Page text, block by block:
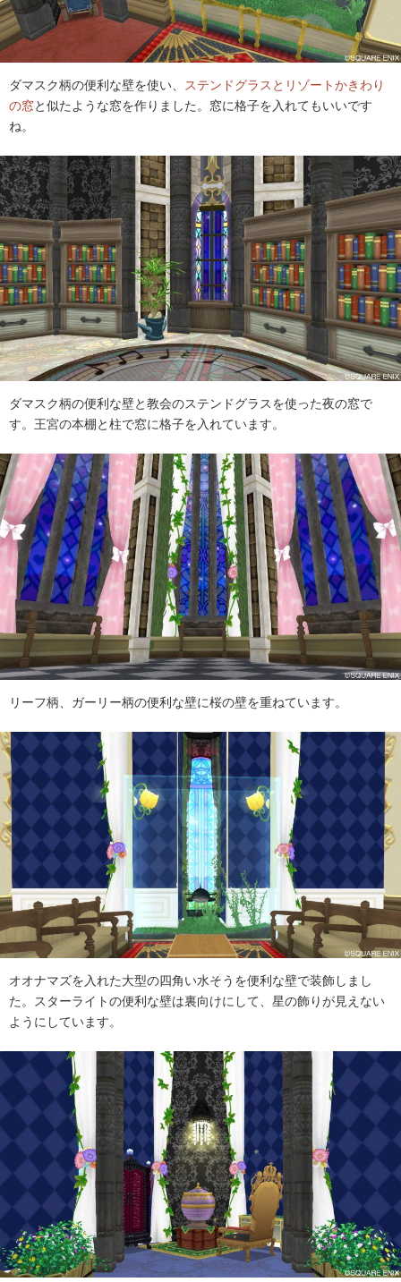
ダマスク柄の便利な壁を使い、
ステンドグラスとリゾートかきわり
の窓と似たような窓を作りました。窓に格子を入れてもいいです
ね。
ダマスク柄の便利な壁と教会のステンドグラスを使った夜の窓で
す。王宮の本棚と柱で窓に格子を入れています。
リーフ柄、ガーリー柄の便利な壁に桜の壁を重ねています。
オオナマズを入れた大型の四角い水そうを便利な壁で装飾しまし
た。スターライトの便利な壁は裏向けにして、星の飾りが見えない
ようにしています。